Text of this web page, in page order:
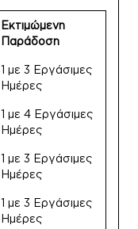
Εκτιμώμενη
Παράδοση
1 με 3 Εργάσιμες
Ημέρες
1 με 4 Εργάσιμες
Ημέρες
1 με 3 Εργάσιμες
Ημέρες
1 με 3 Εργάσιμες
Ημέρες